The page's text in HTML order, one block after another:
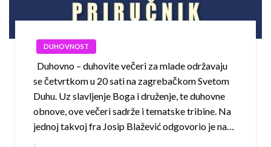
DUHOVNOST
Duhovno – duhovite večeri za mlade održavaju
se četvrtkom u 20 sati na zagrebačkom Svetom
Duhu. Uz slavljenje Boga i druženje, te duhovne
obnove, ove večeri sadrže i tematske tribine. Na
jednoj takvoj fra Josip Blažević odgovorio je na…